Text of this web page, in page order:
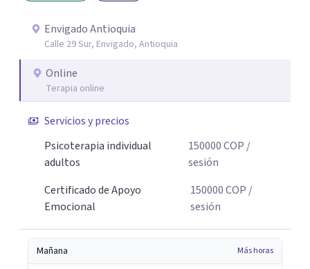
Envigado Antioquia
Calle 29 Sur, Envigado, Antioquia
Online
Terapia online
Servicios y precios
Psicoterapia individual
adultos
150000COP /
sesión
Certificado de Apoyo
Emocional
150000COP /
sesión
Mañana Más horas